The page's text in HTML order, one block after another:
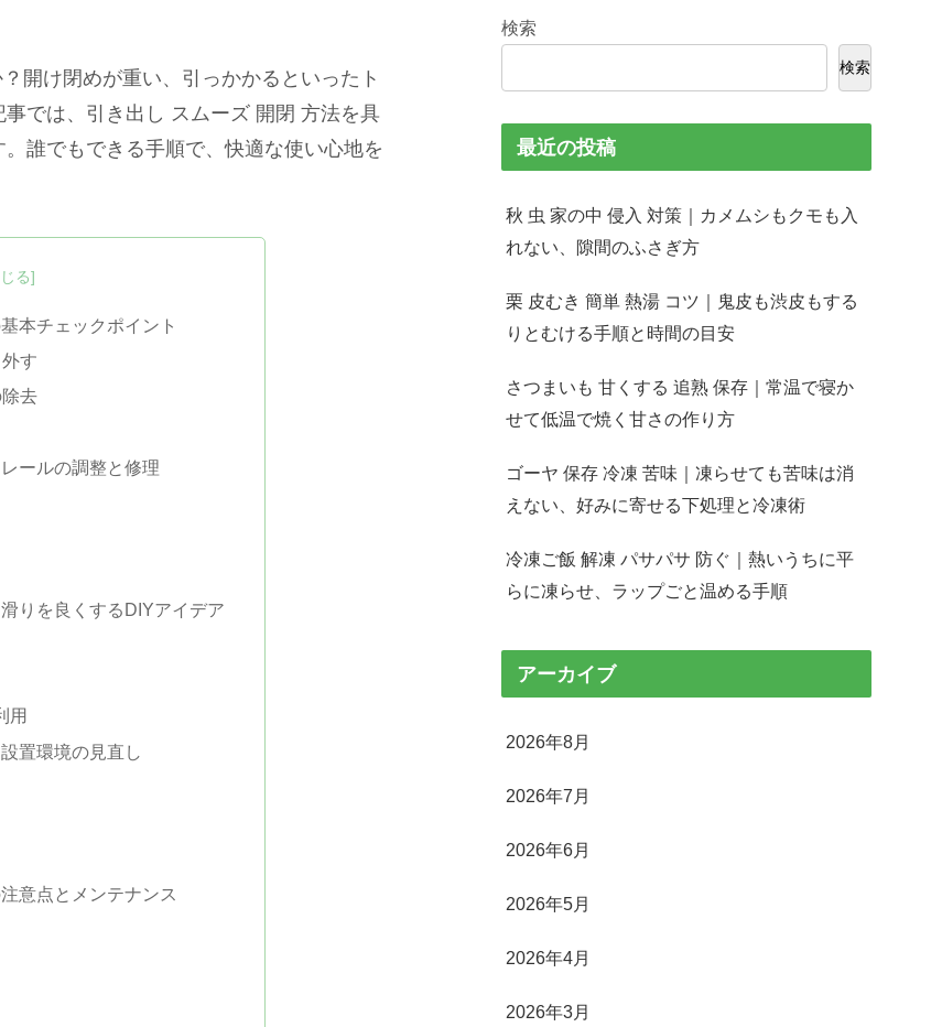
開け閉めが重い、引っかかるといったト
では、引き出し スムーズ 開閉 方法を具
誰でもできる手順で、快適な使い心地を
本チェックポイント
す
去
ールの調整と修理
りを良くするDIYアイデア
用
置環境の見直し
意点とメンテナンス
検索
検索
最近の投稿
秋 虫 家の中 侵入 対策｜カメムシもクモも入
れない、隙間のふさぎ方
栗 皮むき 簡単 熱湯 コツ｜鬼皮も渋皮もする
りとむける手順と時間の目安
さつまいも 甘くする 追熟 保存｜常温で寝か
せて低温で焼く甘さの作り方
ゴーヤ 保存 冷凍 苦味｜凍らせても苦味は消
えない、好みに寄せる下処理と冷凍術
冷凍ご飯 解凍 パサパサ 防ぐ｜熱いうちに平
らに凍らせ、ラップごと温める手順
アーカイブ
2026年8月
2026年7月
2026年6月
2026年5月
2026年4月
2026年3月